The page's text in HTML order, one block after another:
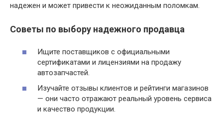
надежен и может привести к неожиданным поломкам.
Советы по выбору надежного продавца
Ищите поставщиков с официальными
сертификатами и лицензиями на продажу
автозапчастей.
Изучайте отзывы клиентов и рейтинги магазинов
— они часто отражают реальный уровень сервиса
и качество продукции.